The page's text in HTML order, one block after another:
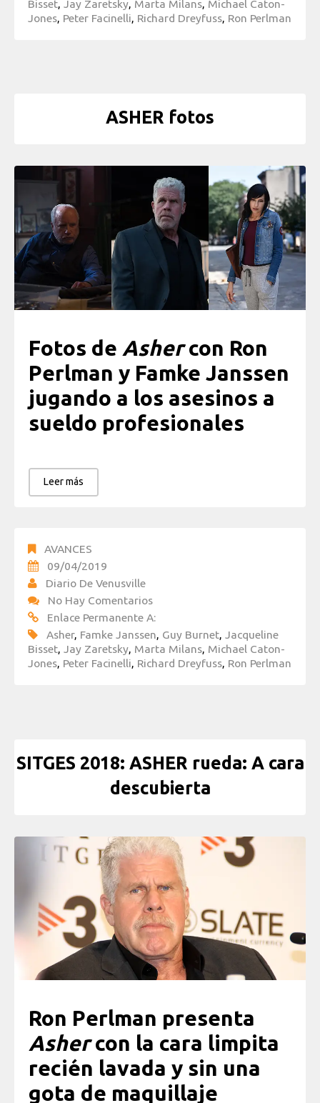
Bisset, Jay Zaretsky, Marta Milans, Michael Caton-
Jones, Peter Facinelli, Richard Dreyfuss, Ron Perlman
ASHER fotos
Fotos de Ashercon Ron
Perlman y Famke Janssen
jugando a los asesinos a
sueldo profesionales
Leer más
AVANCES
09/04/2019
Diario De Venusville
No Hay Comentarios
Enlace Permanente A:
Asher, Famke Janssen, Guy Burnet, Jacqueline
Bisset, Jay Zaretsky, Marta Milans, Michael Caton-
Jones, Peter Facinelli, Richard Dreyfuss, Ron Perlman
SITGES 2018: ASHER rueda: A cara
descubierta
Ron Perlman presenta
Ashercon la cara limpita
recién lavada y sin una
gota de maquillaje